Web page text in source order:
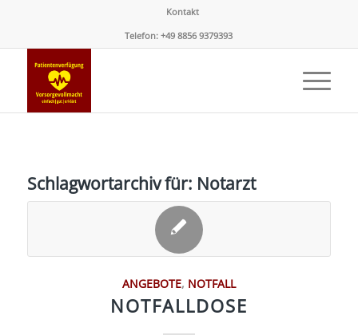
Kontakt
Telefon: +49 8856 9379393
Schlagwortarchiv für: Notarzt
ANGEBOTE, NOTFALL
NOTFALLDOSE